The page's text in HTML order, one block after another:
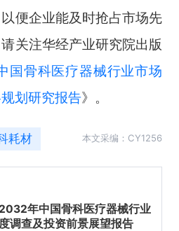
便企业能及时抢占市场先
关注华经产业研究院出版
国骨科医疗器械行业市场
划研究报告》。
耗材 本文采编：CY1256
年中国骨科医疗器械行业
调查及投资前景展望报告